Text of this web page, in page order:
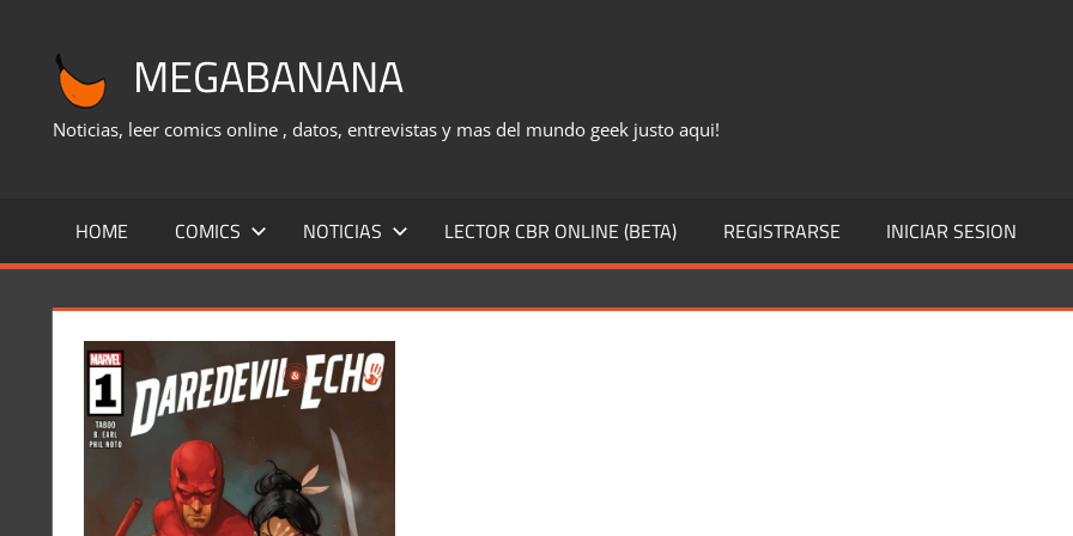
contenido
MEGABANANA
Noticias, leer comics online , datos, entrevistas y mas del mundo geek justo aqui!
HOME COMICS NOTICIAS LECTOR CBR ONLINE (BETA) REGISTRARSE INICIAR SESION